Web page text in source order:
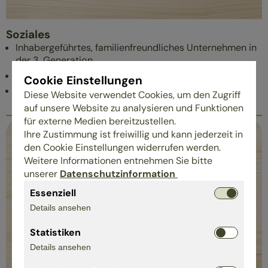
Soziales
Inhabergeführtes, familienfreundliches Unternehmen in
der 3. Generation
Transparenz und Mitbestimmung der Mitarbeiter
Praktikumsstellen
Cookie Einstellungen
Diese Website verwendet Cookies, um den Zugriff
auf unsere Website zu analysieren und Funktionen
für externe Medien bereitzustellen.
Ihre Zustimmung ist freiwillig und kann jederzeit in
den Cookie Einstellungen widerrufen werden.
Weitere Informationen entnehmen Sie bitte
unserer Datenschutzinformation
Essenziell
Details ansehen
Statistiken
Details ansehen